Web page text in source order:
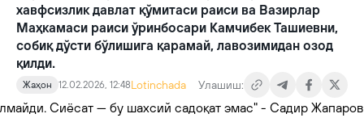
хавфсизлик давлат қўмитаси раиси ва Вазирлар
Маҳкамаси раиси ўринбосари Камчибек Ташиевни,
собиқ дўсти бўлишига қарамай, лавозимидан озод
қилди.
Жаҳон 12.02.2026, 12:48Lotinchada Улашиш: